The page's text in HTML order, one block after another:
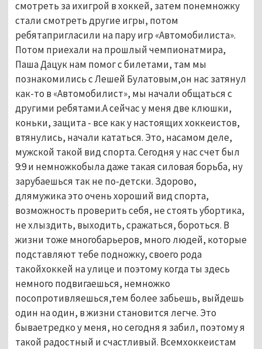
смотреть за ихигрой в хоккей, затем понемножку
стали смотреть другие игры, потом
ребятапригласили на пару игр «Автомобилиста».
Потом приехали на прошлый чемпионатмира,
Паша Дацук нам помог с билетами, там мы
познакомились с Лешей Булатовым,он нас затянул
как-то в «Автомобилист», мы начали общаться с
другими ребятами.А сейчас у меня две клюшки,
коньки, защита - все как у настоящих хоккеистов,
втянулись, начали кататься. Это, насамом деле,
мужской такой вид спорта. Сегодня у нас счет был
9:9 и немножкобыла даже такая силовая борьба, ну
зарубаешься так не по-детски. Здорово,
длямужика это очень хороший вид спорта,
возможность проверить себя, не стоять убортика,
не хлыздить, выходить, сражаться, бороться. В
жизни тоже многобарьеров, много людей, которые
подставляют тебе подножку, своего рода
такойхоккей на улице и поэтому когда ты здесь
немного подвигаешься, немножко
посопротивляешься,тем более забьешь, выйдешь
один на один, в жизни становится легче. Это
бываетредко у меня, но сегодня я забил, поэтому я
такой радостный и счастливый. Всемхоккеистам